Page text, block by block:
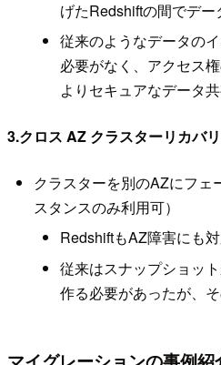
げたRedshiftの間でデ
従来のようなデータの
必要がなく、アクセス
よりセキュアなデータ
3.クロス AZ クラスターリカバ
クラスターを別のAZにフ
スタンスのみ利用可）
RedshiftもAZ障害にも
従来はスナップショッ
作る必要があったが、